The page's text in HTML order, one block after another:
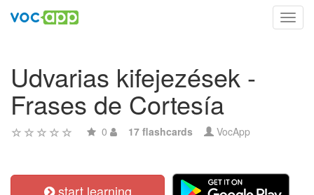
Udvarias kifejezések -
Frases de Cortesía
0 17 flashcards VocApp
start learning